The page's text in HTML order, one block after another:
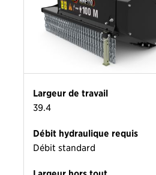
Largeur de travail
39.4
Débit hydraulique requis
Débit standard